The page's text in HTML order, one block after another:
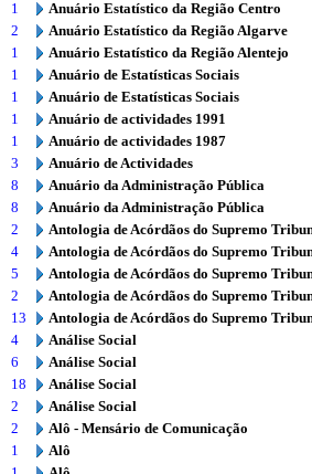
1
Anuário Estatístico da Região Centro
2
Anuário Estatístico da Região Algarve
1
Anuário Estatístico da Região Alentejo
1
Anuário de Estatísticas Sociais
1
Anuário de Estatísticas Sociais
1
Anuário de actividades 1991
1
Anuário de actividades 1987
3
Anuário de Actividades
8
Anuário da Administração Pública
8
Anuário da Administração Pública
2
Antologia de Acórdãos do Supremo
4
Antologia de Acórdãos do Supremo
5
Antologia de Acórdãos do Supremo
2
Antologia de Acórdãos do Supremo
13
Antologia de Acórdãos do Supremo
4
Análise Social
6
Análise Social
18
Análise Social
2
Análise Social
2
Alô - Mensário de Comunicação
1
Alô